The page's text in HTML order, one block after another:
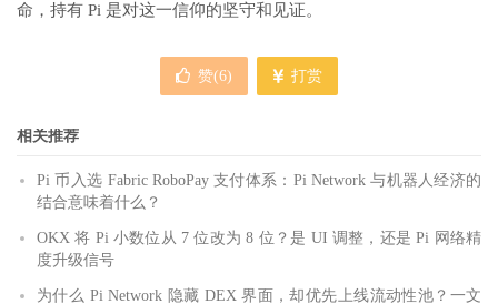
命，持有 Pi 是对这一信仰的坚守和见证。
赞(6) 打赏
相关推荐
Pi 币入选 Fabric RoboPay 支付体系：Pi Network 与机器人经济的
结合意味着什么？
OKX 将 Pi 小数位从 7 位改为 8 位？是 UI 调整，还是 Pi 网络精
度升级信号
为什么 Pi Network 隐藏 DEX 界面，却优先上线流动性池？一文